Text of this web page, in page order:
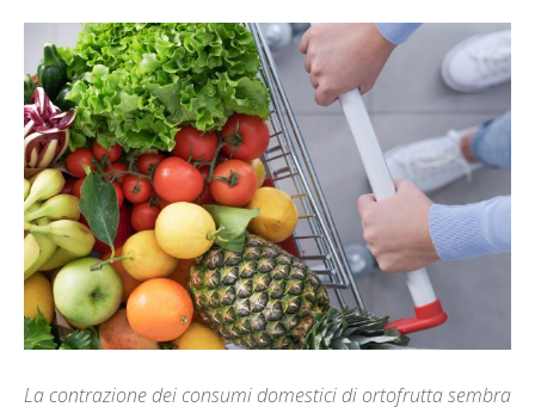
La contrazione dei consumi domestici di ortofrutta sembra